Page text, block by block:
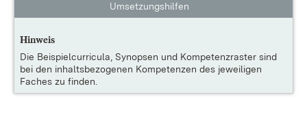
Umsetzungshilfen
Hinweis
Die Beispielcurricula, Synopsen und Kompetenzraster sind
bei den inhaltsbezogenen Kompetenzen des jeweiligen
Faches zu finden.